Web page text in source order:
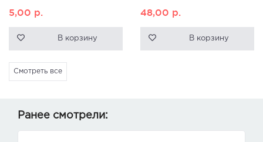
5,00 р.
В корзину
48,00 р.
В корзину
Смотреть все
Ранее смотрели: